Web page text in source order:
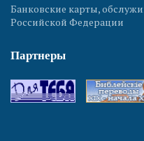
Банковские карты,
Российской Федерации
Партнеры